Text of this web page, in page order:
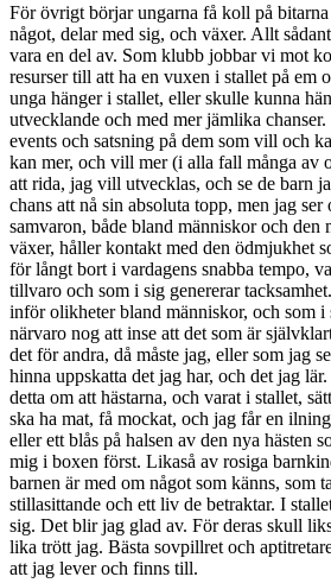
För övrigt börjar ungarna få koll på
något, delar med sig, och växer. Allt
vara en del av. Som klubb jobbar vi mot
resurser till att ha en vuxen i stallet på em
unga hänger i stallet, eller skulle kunna
utvecklande och med mer jämlika
events och satsning på dem som vill och
kan mer, och vill mer (i alla fall många av
att rida, jag vill utvecklas, och se de barn
chans att nå sin absoluta topp, men jag ser
samvaron, både bland människor och den
växer, håller kontakt med den ödmjukhet
för långt bort i vardagens snabba tempo,
tillvaro och som i sig genererar
inför olikheter bland människor, och som i
närvaro nog att inse att det som är
det för andra, då måste jag, eller som jag
hinna uppskatta det jag har, och det jag
detta om att hästarna, och varat i stallet,
ska ha mat, få mockat, och jag får en
eller ett blås på halsen av den nya hästen
mig i boxen först. Likaså av rosiga
barnen är med om något som känns, som
stillasittande och ett liv de betraktar. I
sig. Det blir jag glad av. För deras skull
lika trött jag. Bästa sovpillret och
att jag lever och finns till.